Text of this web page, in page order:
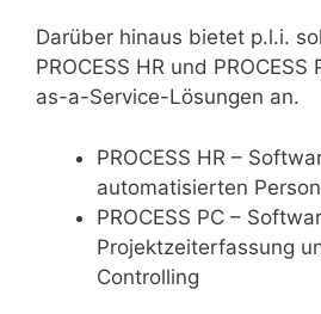
Darüber hinaus bietet p.l.i.
PROCESS HR und
as-a-Service-Lösungen an.
PROCESS HR –
automatisierten
PROCESS PC –
Projektzeiterfassung
Controlling